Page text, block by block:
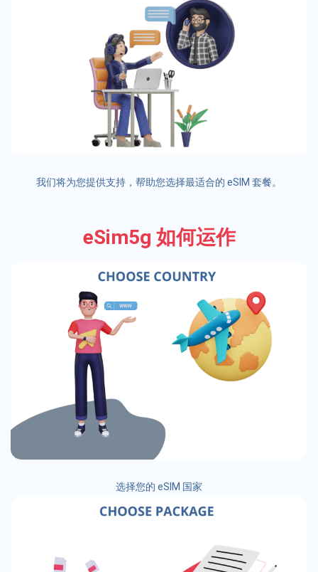
我们将为您提供支持，帮助您选择最适合的 eSIM 套餐。
eSim5g 如何运作
选择您的 eSIM 国家